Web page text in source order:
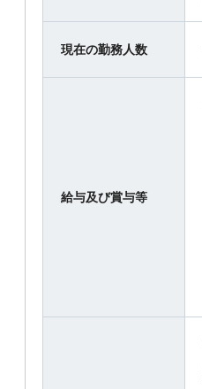
現在の勤務人数
給与及び賞与等